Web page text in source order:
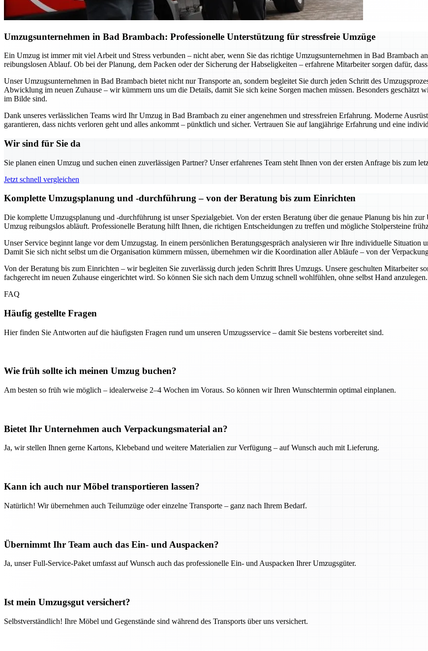
Umzugsunternehmen in Bad Brambach: Professionelle Unterstützung für stressfreie Umzüge
Ein Umzug ist immer mit viel Arbeit und Stress verbunden – nicht aber, wenn Sie das richtige Umzugsunternehmen in Bad Brambach
reibungslosen Ablauf. Ob bei der Planung, dem Packen oder der Sicherung der Habseligkeiten – erfahrene Mitarbeiter sorgen dafür,
Unser Umzugsunternehmen in Bad Brambach bietet nicht nur Transporte an, sondern begleitet Sie durch jeden Schritt des
Abwicklung im neuen Zuhause – wir kümmern uns um die Details, damit Sie sich keine Sorgen machen müssen. Besonders geschätzt
im Bilde sind.
Dank unseres verlässlichen Teams wird Ihr Umzug in Bad Brambach zu einer angenehmen und stressfreien Erfahrung. Moderne
garantieren, dass nichts verloren geht und alles ankommt – pünktlich und sicher. Vertrauen Sie auf langjährige Erfahrung und eine
Wir sind für Sie da
Sie planen einen Umzug und suchen einen zuverlässigen Partner? Unser erfahrenes Team steht Ihnen von der ersten Anfrage bis zum
Jetzt schnell vergleichen
Komplette Umzugsplanung und -durchführung – von der Beratung bis zum Einrichten
Die komplette Umzugsplanung und -durchführung ist unser Spezialgebiet. Von der ersten Beratung über die genaue Planung bis hin
Umzug reibungslos abläuft. Professionelle Beratung hilft Ihnen, die richtigen Entscheidungen zu treffen und mögliche Stolpersteine
Unser Service beginnt lange vor dem Umzugstag. In einem persönlichen Beratungsgespräch analysieren wir Ihre individuelle Situation
Damit Sie sich nicht selbst um die Organisation kümmern müssen, übernehmen wir die Koordination aller Abläufe – von der
Von der Beratung bis zum Einrichten – wir begleiten Sie zuverlässig durch jeden Schritt Ihres Umzugs. Unsere geschulten Mitarbeiter
fachgerecht im neuen Zuhause eingerichtet wird. So können Sie sich nach dem Umzug schnell wohlfühlen, ohne selbst Hand anzulegen.
FAQ
Häufig gestellte Fragen
Hier finden Sie Antworten auf die häufigsten Fragen rund um unseren Umzugsservice – damit Sie bestens vorbereitet sind.
Wie früh sollte ich meinen Umzug buchen?
Am besten so früh wie möglich – idealerweise 2–4 Wochen im Voraus. So können wir Ihren Wunschtermin optimal einplanen.
Bietet Ihr Unternehmen auch Verpackungsmaterial an?
Ja, wir stellen Ihnen gerne Kartons, Klebeband und weitere Materialien zur Verfügung – auf Wunsch auch mit Lieferung.
Kann ich auch nur Möbel transportieren lassen?
Natürlich! Wir übernehmen auch Teilumzüge oder einzelne Transporte – ganz nach Ihrem Bedarf.
Übernimmt Ihr Team auch das Ein- und Auspacken?
Ja, unser Full-Service-Paket umfasst auf Wunsch auch das professionelle Ein- und Auspacken Ihrer Umzugsgüter.
Ist mein Umzugsgut versichert?
Selbstverständlich! Ihre Möbel und Gegenstände sind während des Transports über uns versichert.